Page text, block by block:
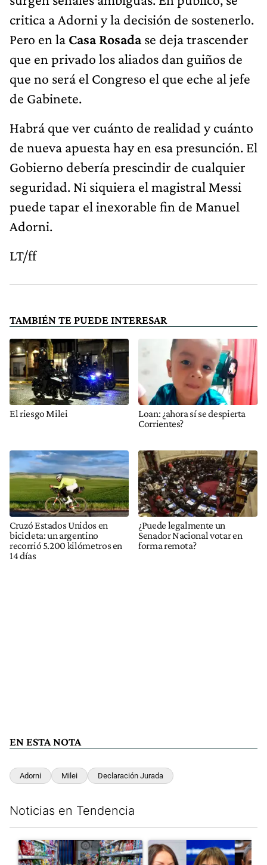
critica a Adorni y la decisión de sostenerlo.
Pero en la Casa Rosadase deja trascender
que en privado los aliados dan guiños de
que no será el Congreso el que eche al jefe
de Gabinete.
Habrá que ver cuánto de realidad y cuánto
de nueva apuesta hay en esa presunción. El
Gobierno debería prescindir de cualquier
seguridad. Ni siquiera el magistral Messi
puede tapar el inexorable fin de Manuel
Adorni.
LT/ff
TAMBIÉN TE PUEDE INTERESAR
El riesgo Milei
Loan: ¿ahora sí se despierta
Corrientes?
Cruzó Estados Unidos en
bicicleta: un argentino
recorrió 5.200 kilómetros en
14 días
¿Puede legalmente un
Senador Nacional votar en
forma remota?
EN ESTA NOTA
Adorni Milei Declaración Jurada
Noticias en Tendencia
Un artículo de tendencia con el título "La inflación en CABA
Un artículo de tendencia con